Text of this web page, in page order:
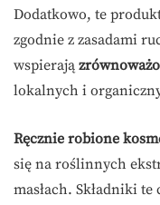
Dodatkowo, te
zgodnie z zasadami
wspierają
lokalnych i
Ręcznie robione
się na roślinnych
masłach. Składniki